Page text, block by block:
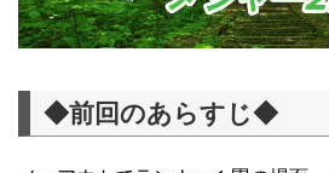
◆前回のあらすじ◆